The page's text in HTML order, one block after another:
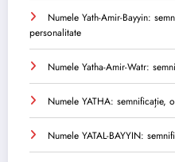
Numele Yath-Amir-Bayyin:
personalitate
Numele Yatha-Amir-Watr:
Numele YATHA: semnificație,
Numele YATAL-BAYYIN: